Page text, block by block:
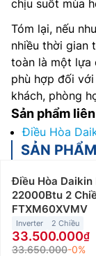
chịu suốt mùa
Tóm lại, nếu
nhiều thời gian
toàn là một lựa
phù hợp đối
khách, phòng
Sản phẩm
Điều Hòa
SẢN
Điều Hòa
22000Btu 2
FTXM60XVMV
Inverter 2 Chiều
33.500.000
33.650.000-0%